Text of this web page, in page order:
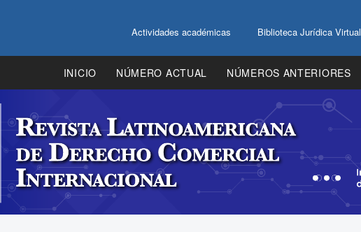
Actividades académicas Biblioteca Jurídica Virtual
INICIO NÚMERO ACTUAL NÚMEROS ANTERIORES